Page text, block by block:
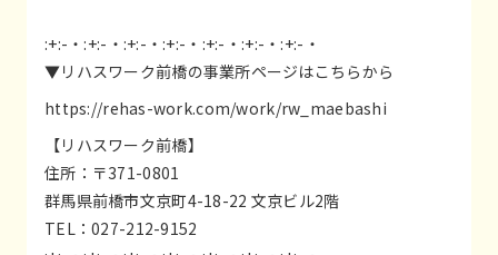
:+:-・:+:-・:+:-・:+:-・:+:-・:+:-・:+:-・
▼リハスワーク前橋の事業所ページはこちらから
https://rehas-work.com/work/rw_maebashi
【リハスワーク前橋】
住所：〒371-0801
群馬県前橋市文京町4-18-22 文京ビル2階
TEL：027-212-9152